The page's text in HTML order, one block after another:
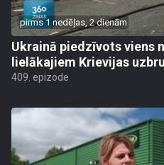
pirms 1 nedēļas, 2 dienām
Ukrainā piedzīvots viens
lielākajiem Krievijas
409. epizode